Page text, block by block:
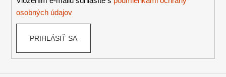
osobných údajov
PRIHLÁSIŤ SA